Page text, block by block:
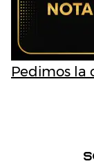
Pedimos la